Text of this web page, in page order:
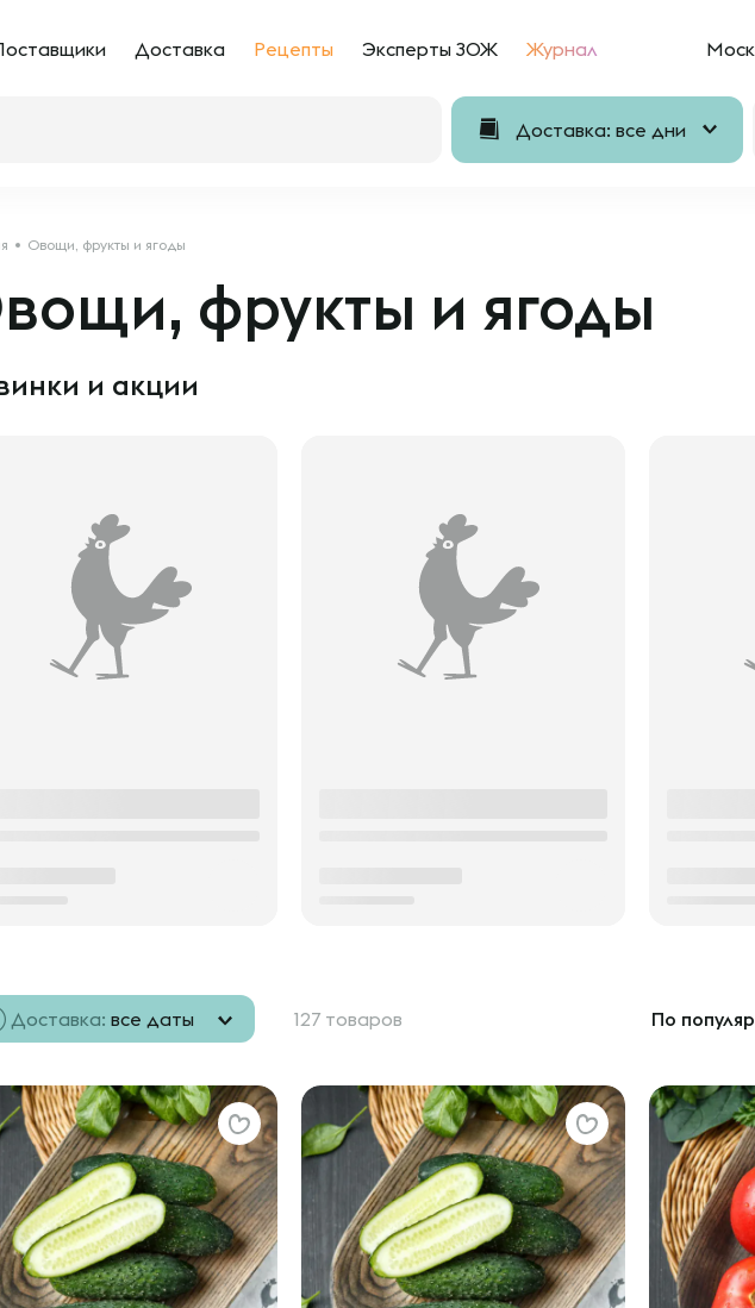
Доставка Рецепты Эксперты ЗОЖ Журнал
Доставка: все дни
Овощи, фрукты и ягоды
фрукты и ягоды
и акции
Доставка: все даты 127 товаров По